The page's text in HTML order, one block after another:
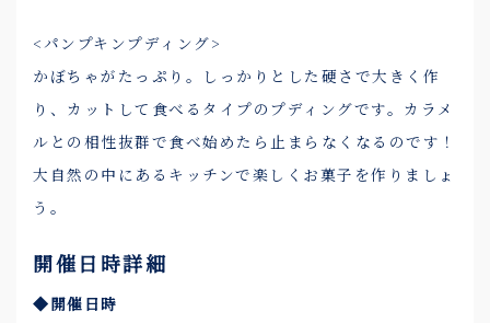
<パンプキンプディング>
かぼちゃがたっぷり。しっかりとした硬さで大きく作
り、カットして食べるタイプのプディングです。カラメ
ルとの相性抜群で食べ始めたら止まらなくなるのです！
大自然の中にあるキッチンで楽しくお菓子を作りましょ
う。
開催日時詳細
◆開催日時